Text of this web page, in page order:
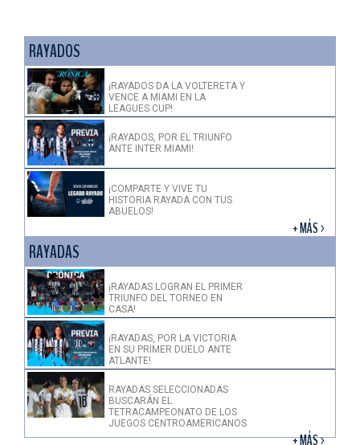
RAYADOS
¡RAYADOS DA LA VOLTERETA Y
VENCE A MIAMI EN LA
LEAGUES CUP!
¡RAYADOS, POR EL TRIUNFO
ANTE INTER MIAMI!
¡COMPARTE Y VIVE TU
HISTORIA RAYADA CON TUS
ABUELOS!
+ MÁS >
RAYADAS
¡RAYADAS LOGRAN EL PRIMER
TRIUNFO DEL TORNEO EN
CASA!
¡RAYADAS, POR LA VICTORIA
EN SU PRIMER DUELO ANTE
ATLANTE!
RAYADAS SELECCIONADAS
BUSCARÁN EL
TETRACAMPEONATO DE LOS
JUEGOS CENTROAMERICANOS
+ MÁS >